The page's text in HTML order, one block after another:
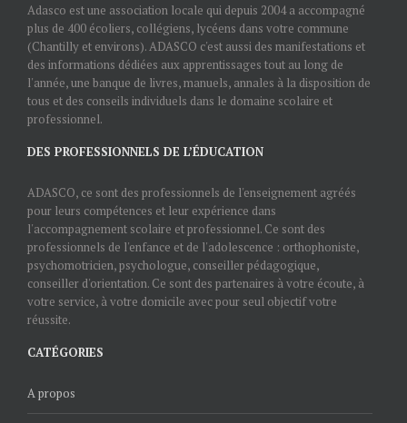
Adasco est une association locale qui depuis 2004 a accompagné
plus de 400 écoliers, collégiens, lycéens dans votre commune
(Chantilly et environs). ADASCO c'est aussi des manifestations et
des informations dédiées aux apprentissages tout au long de
l'année, une banque de livres, manuels, annales à la disposition de
tous et des conseils individuels dans le domaine scolaire et
professionnel.
DES PROFESSIONNELS DE L’ÉDUCATION
ADASCO, ce sont des professionnels de l'enseignement agréés
pour leurs compétences et leur expérience dans
l'accompagnement scolaire et professionnel. Ce sont des
professionnels de l'enfance et de l'adolescence : orthophoniste,
psychomotricien, psychologue, conseiller pédagogique,
conseiller d'orientation. Ce sont des partenaires à votre écoute, à
votre service, à votre domicile avec pour seul objectif votre
réussite.
CATÉGORIES
A propos